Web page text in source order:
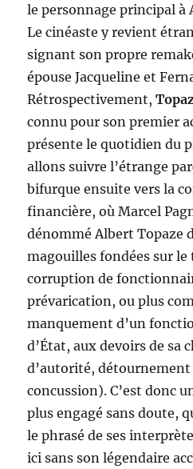
le personnage principal à
Le cinéaste y revient
signant son propre
épouse Jacqueline et
Rétrospectivement,
connu pour son premier
présente le quotidien du
allons suivre l’étrange
bifurque ensuite vers la
financière, où Marcel
dénommé Albert Topaze
magouilles fondées sur
corruption de
prévarication, ou plus
manquement d’un
d’État, aux devoirs de sa
d’autorité, détournement
concussion). C’est donc
plus engagé sans doute,
le phrasé de ses
ici sans son légendaire